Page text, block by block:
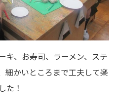
キ、お寿司、ラーメン、ステ
細かいところまで工夫して楽
た！